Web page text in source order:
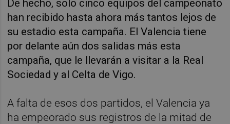
De hecho, solo cinco equipos del campeonato
han recibido hasta ahora más tantos lejos de
su estadio esta campaña. El Valencia tiene
por delante aún dos salidas más esta
campaña, que le llevarán a visitar a la Real
Sociedad y al Celta de Vigo.
A falta de esos dos partidos, el Valencia ya
ha empeorado sus registros de la mitad de